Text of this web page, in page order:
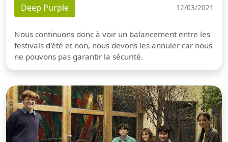
Deep Purple 12/03/2021
Nous continuons donc à voir un balancement entre les
festivals d'été et non, nous devons les annuler car nous
ne pouvons pas garantir la sécurité.